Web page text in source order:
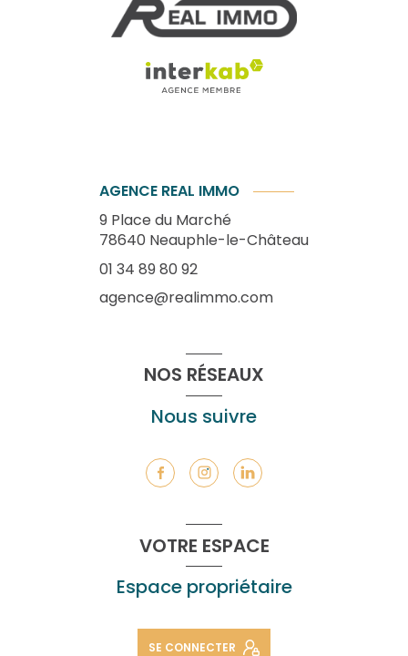
AGENCE REAL IMMO
9 Place du Marché
78640 Neauphle-le-Château
01 34 89 80 92
agence@realimmo.com
NOS RÉSEAUX
Nous suivre
VOTRE ESPACE
Espace propriétaire
SE CONNECTER